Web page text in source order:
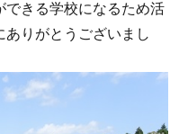
できる学校になるため活
りがとうございまし